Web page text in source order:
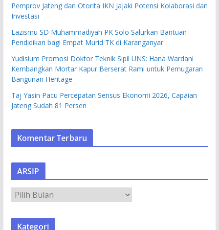
Pemprov Jateng dan Otorita IKN Jajaki Potensi Kolaborasi dan
Investasi
Lazismu SD Muhammadiyah PK Solo Salurkan Bantuan
Pendidikan bagi Empat Murid TK di Karanganyar
Yudisium Promosi Doktor Teknik Sipil UNS: Hana Wardani
Kembangkan Mortar Kapur Berserat Rami untuk Pemugaran
Bangunan Heritage
Taj Yasin Pacu Percepatan Sensus Ekonomi 2026, Capaian
Jateng Sudah 81 Persen
Komentar Terbaru
ARSIP
R
S
Kategori